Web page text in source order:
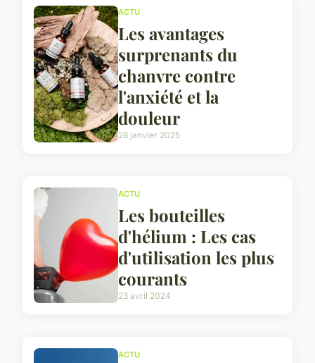
ACTU
Les avantages
surprenants du
chanvre contre
l'anxiété et la
douleur
28 janvier 2025
ACTU
Les bouteilles
d'hélium : Les cas
d'utilisation les plus
courants
23 avril 2024
ACTU